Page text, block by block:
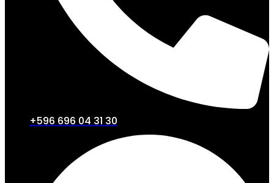
+596 696 04 31 30